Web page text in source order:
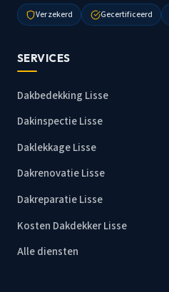
Verzekerd Gecertificeerd
SERVICES
Dakbedekking Lisse
Dakinspectie Lisse
Daklekkage Lisse
Dakrenovatie Lisse
Dakreparatie Lisse
Kosten Dakdekker Lisse
Alle diensten